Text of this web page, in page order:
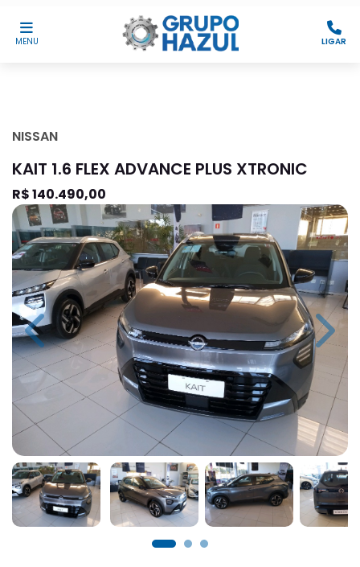
MENU LIGAR
NISSAN
KAIT 1.6 FLEX ADVANCE PLUS XTRONIC
R$ 140.490,00
Previous Next